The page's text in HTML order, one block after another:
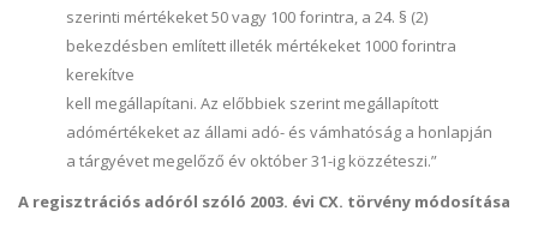
szerinti mértékeket 50 vagy 100 forintra, a 24. § (2)
bekezdésben említett illeték mértékeket 1000 forintra
kerekítve
kell megállapítani. Az előbbiek szerint megállapított
adómértékeket az állami adó- és vámhatóság a honlapján
a tárgyévet megelőző év október 31-ig közzéteszi.”
A regisztrációs adóról szóló 2003. évi CX. törvény módosítása